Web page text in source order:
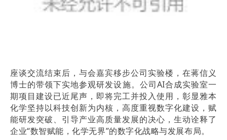
座谈交流结束后，与会嘉宾移步公司实验楼，在蒋信义
博士的带领下实地参观研发设施。公司AI合成实验室一
期项目建设已近尾声，即将完工并投入使用，彰显雅本
化学坚持以科技创新为内核，高度重视数字化建设，赋
能研发突破、引导产业高质量发展的决心，生动诠释了
企业“数智赋能，化学无界”的数字化战略与发展布局。